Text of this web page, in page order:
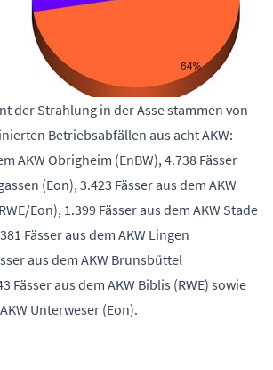
der Strahlung in der Asse stammen von
Betriebsabfällen aus acht AKW:
AKW Obrigheim (EnBW), 4.738 Fässer
(Eon), 3.423 Fässer aus dem AKW
Eon), 1.399 Fässer aus dem AKW Stade
Fässer aus dem AKW Lingen
aus dem AKW Brunsbüttel
Fässer aus dem AKW Biblis (RWE) sowie
Unterweser (Eon).